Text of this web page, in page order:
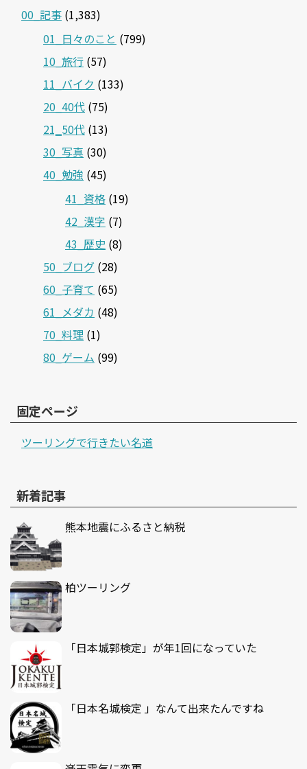
00_記事 (1,383)
01_日々のこと (799)
10_旅行 (57)
11_バイク (133)
20_40代 (75)
21‗50代 (13)
30_写真 (30)
40_勉強 (45)
41_資格 (19)
42_漢字 (7)
43_歴史 (8)
50_ブログ (28)
60_子育て (65)
61_メダカ (48)
70_料理 (1)
80_ゲーム (99)
固定ページ
ツーリングで行きたい名道
新着記事
熊本地震にふるさと納税
柏ツーリング
「日本城郭検定」が年1回になっていた
「日本名城検定 」なんて出来たんですね